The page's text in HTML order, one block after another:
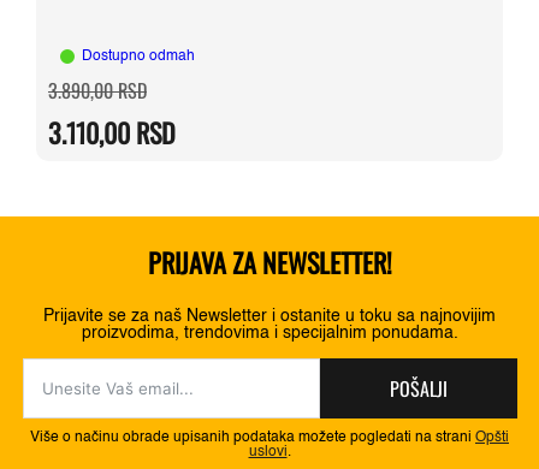
Dostupno odmah
3.890,00RSDOriginalna
cena
bila:
3.890,00 RSD.
3.110,00RSD
Trenutna
cena
3.110,00 RSD.
PRIJAVA ZA NEWSLETTER!
Prijavite se za naš Newsletter i ostanite u toku sa najnovijim
proizvodima, trendovima i specijalnim ponudama.
POŠALJI
Više o načinu obrade upisanih podataka možete pogledati na strani Opšti
uslovi.